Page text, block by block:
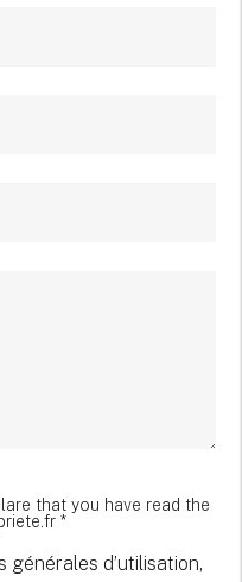
that you have read the
*
d’utilisation,